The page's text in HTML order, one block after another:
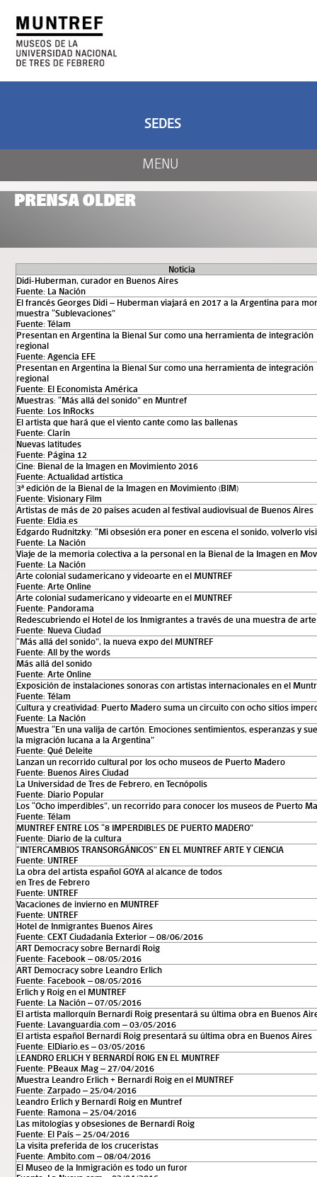
PRENSA OLDER
Noticia
Didi-Huberman, curador en Buenos Aires
Fuente: La Nación
El francés Georges Didi – Huberman viajará en 2017 a la Argentina para
muestra “Sublevaciones”
Fuente: Télam
Presentan en Argentina la Bienal Sur como una herramienta de integración
regional
Fuente: Agencia EFE
Presentan en Argentina la Bienal Sur como una herramienta de integración
regional
Fuente: El Economista América
Muestras: “Más allá del sonido” en Muntref
Fuente: Los InRocks
El artista que hará que el viento cante como las ballenas
Fuente: Clarín
Nuevas latitudes
Fuente: Página 12
Cine: Bienal de la Imagen en Movimiento 2016
Fuente: Actualidad artística
3ª edición de la Bienal de la Imagen en Movimiento (BIM)
Fuente: Visionary Film
Artistas de más de 20 países acuden al festival audiovisual de Buenos Aires
Fuente: Eldia.es
Edgardo Rudnitzky: “Mi obsesión era poner en escena el sonido, volverlo
Fuente: La Nación
Viaje de la memoria colectiva a la personal en la Bienal de la Imagen en
Fuente: La Nación
Arte colonial sudamericano y videoarte en el MUNTREF
Fuente: Arte Online
Arte colonial sudamericano y videoarte en el MUNTREF
Fuente: Pandorama
Redescubriendo el Hotel de los Inmigrantes a través de una muestra de arte
Fuente: Nueva Ciudad
“Más allá del sonido”, la nueva expo del MUNTREF
Fuente: All by the words
Más allá del sonido
Fuente: Arte Online
Exposición de instalaciones sonoras con artistas internacionales en el
Fuente: Télam
Cultura y creatividad: Puerto Madero suma un circuito con ocho sitios
Fuente: La Nación
Muestra “En una valija de cartón. Emociones sentimientos, esperanzas y
la migración lucana a la Argentina”
Fuente: Qué Deleite
Lanzan un recorrido cultural por los ocho museos de Puerto Madero
Fuente: Buenos Aires Ciudad
La Universidad de Tres de Febrero, en Tecnópolis
Fuente: Diario Popular
Los “Ocho imperdibles”, un recorrido para conocer los museos de Puerto
Fuente: Télam
MUNTREF ENTRE LOS “8 IMPERDIBLES DE PUERTO MADERO”
Fuente: Diario de la cultura
“INTERCAMBIOS TRANSORGÁNICOS” EN EL MUNTREF ARTE Y CIENCIA
Fuente: UNTREF
La obra del artista español GOYA al alcance de todos
en Tres de Febrero
Fuente: UNTREF
Vacaciones de invierno en MUNTREF
Fuente: UNTREF
Hotel de Inmigrantes Buenos Aires
Fuente: CEXT Ciudadanía Exterior – 08/06/2016
ART Democracy sobre Bernardí Roig
Fuente: Facebook – 08/05/2016
ART Democracy sobre Leandro Erlich
Fuente: Facebook – 08/05/2016
Erlich y Roig en el MUNTREF
Fuente: La Nación – 07/05/2016
El artista mallorquín Bernardí Roig presentará su última obra en Buenos
Fuente: Lavanguardia.com – 03/05/2016
El artista español Bernardí Roig presentará su última obra en Buenos Aires
Fuente: ElDiario.es – 03/05/2016
LEANDRO ERLICH Y BERNARDÍ ROIG EN EL MUNTREF
Fuente: PBeaux Mag – 27/04/2016
Muestra Leandro Erlich + Bernardí Roig en el MUNTREF
Fuente: Zarpado – 25/04/2016
Leandro Erlich y Bernardí Roig en Muntref
Fuente: Ramona – 25/04/2016
Las mitologías y obsesiones de Bernardí Roig
Fuente: El País – 25/04/2016
La visita preferida de los cruceristas
Fuente: Ambito.com – 08/04/2016
El Museo de la Inmigración es todo un furor
MENU
SEDES
CENTRO DE ARTE
Y NATURALEZA
ARTE Y CIENCIA